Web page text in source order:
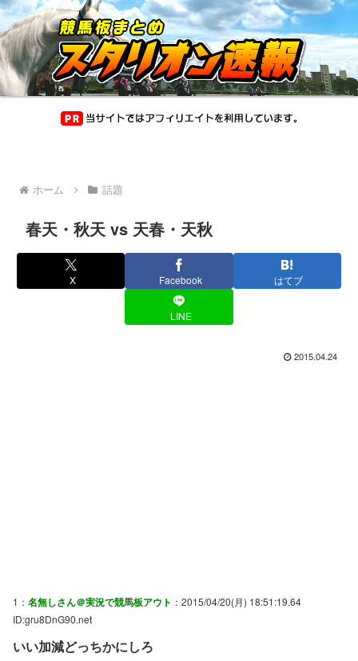
ホーム 話題
春天・秋天 vs 天春・天秋
X Facebook はてブ
LINE
2015.04.24
1： 名無しさん＠実況で競馬板アウト ：2015/04/20(月) 18:51:19.64
ID:gru8DnG90.net
いい加減どっちかにしろ